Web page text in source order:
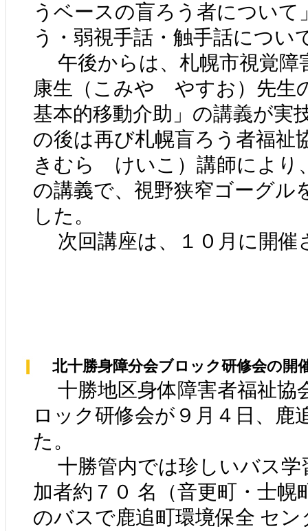
うベースの盲ろう者について
う・弱視手話・触手話につい
午後からは、札幌市視覚
康生（こみや やすお）先生
基本的移動介助」の講義が実
の後は再び札幌盲ろう者福
きむら けいこ）講師により
の講義で、視野狭窄ゴーグル
した。
次回講座は、１０月に開催
北十勝身障分会ブロック研修会の開
十勝地区身体障害者福祉協
ロック研修会が９月４日、鹿
た。
十勝管内では珍しいバス学
加者約７０ 名（音更町・士
のバスで鹿追町環境保全 セ